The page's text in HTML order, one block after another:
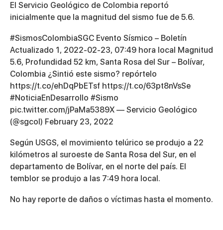
El Servicio Geológico de Colombia reportó
inicialmente que la magnitud del sismo fue de 5.6.
#SismosColombiaSGC Evento Sísmico – Boletín
Actualizado 1, 2022-02-23, 07:49 hora local Magnitud
5.6, Profundidad 52 km, Santa Rosa del Sur – Bolívar,
Colombia ¿Sintió este sismo? repórtelo
https://t.co/ehDqPbETsf https://t.co/63pt8nVsSe
#NoticiaEnDesarrollo #Sismo
pic.twitter.com/jPaMa5389X — Servicio Geológico
(@sgcol) February 23, 2022
Según USGS, el movimiento telúrico se produjo a 22
kilómetros al suroeste de Santa Rosa del Sur, en el
departamento de Bolívar, en el norte del país. El
temblor se produjo a las 7:49 hora local.
No hay reporte de daños o víctimas hasta el momento.